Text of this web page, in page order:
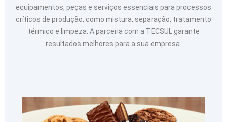
equipamentos, peças e serviços essenciais para processos
críticos de produção, como mistura, separação, tratamento
térmico e limpeza. A parceria com a TECSUL garante
resultados melhores para a sua empresa.